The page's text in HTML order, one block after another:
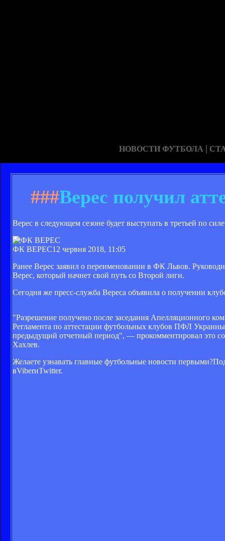
НОВОСТИ ФУТБОЛА |
###Верес получил
Верес в следующем сезоне будет выступать в третьей по
ФК ВЕРЕС12 червня 2018, 11:05
Ранее Верес заявил о переименовании в ФК Львов.
Верес, который начнет свой путь со Второй лиги.
Сегодня же пресс-служба Вереса объявила о получении
"Разрешение получено после заседания Апелляционного
Регламента по аттестации футбольных клубов ПФЛ
предыдущий отчетный период", — прокомментировал это
Хахлев.
Желаете узнавать главные футбольные новости
вViberиTwitter.